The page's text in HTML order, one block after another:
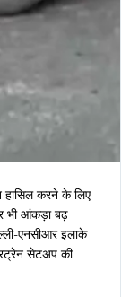
हासिल करने के लिए
भी आंकड़ा बढ़
एनसीआर इलाके
सेटअप की